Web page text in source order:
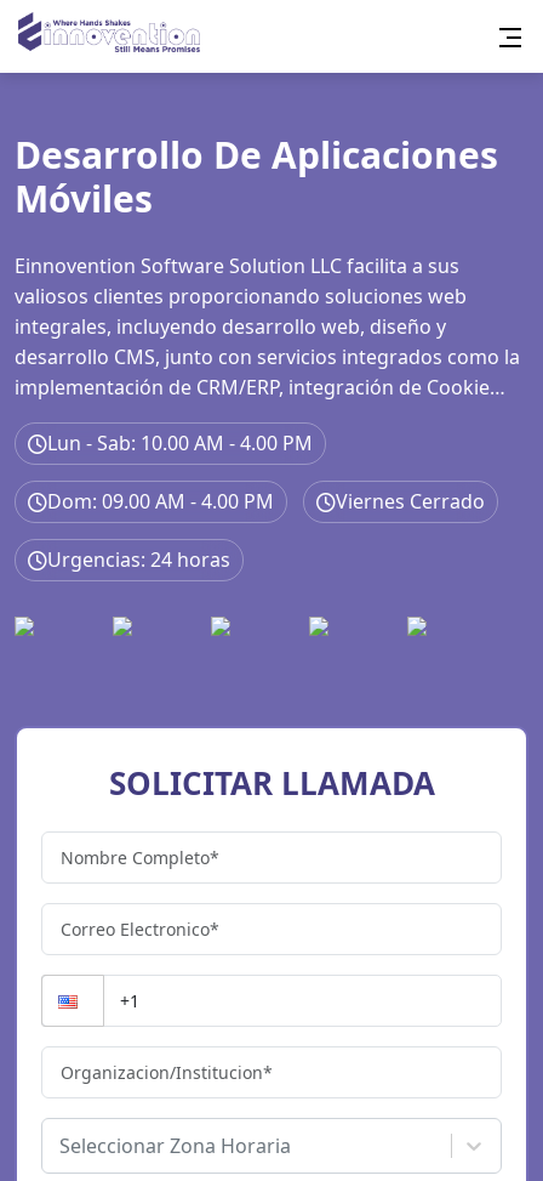
Desarrollo De Aplicaciones
Móviles
Einnovention Software Solution LLC facilita a sus
valiosos clientes proporcionando soluciones web
integrales, incluyendo desarrollo web, diseño y
desarrollo CMS, junto con servicios integrados como la
implementación de CRM/ERP, integración de Cookie
Consent, configuración de Google Tag Manager,
configuración de Analytics y GA4, generación de
Sitemap y servicios SEO integrales que cubren la
optimización On-page, Off-page y Técnica.
Lun - Sab: 10.00 AM - 4.00 PM
Dom: 09.00 AM - 4.00 PM Viernes Cerrado
Urgencias: 24 horas
SOLICITAR LLAMADA
Seleccionar Zona Horaria